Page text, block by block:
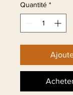
Quantité *